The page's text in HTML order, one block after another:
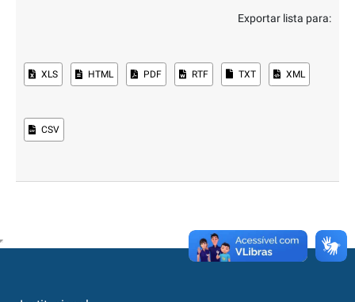
Exportar lista para:
XLS HTML PDF RTF TXT XML
CSV